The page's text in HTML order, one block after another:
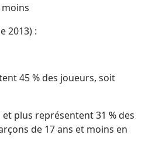
moins
2013) :
45 % des joueurs, soit
et plus représentent 31 % des
de 17 ans et moins en